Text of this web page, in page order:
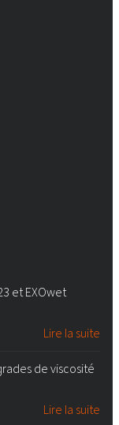
et EXOwet
Lire la suite
de viscosité
Lire la suite